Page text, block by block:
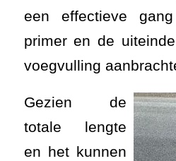
een effectieve
primer en de
voegvulling
Gezien de
totale lengte
en het kunnen